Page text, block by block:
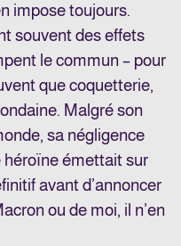
impose toujours.
souvent des effets
le commun – pour
que coquetterie,
Malgré son
sa négligence
héroïne émettait sur
avant d’annoncer
ou de moi, il n’en